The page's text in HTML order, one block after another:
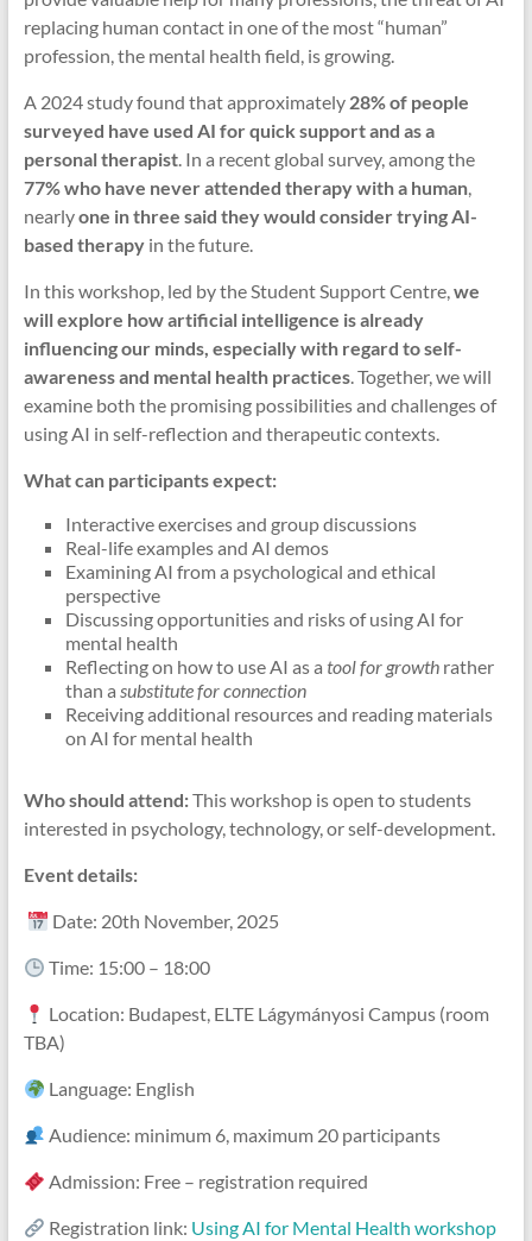
replacing human contact in one of the most “human”
profession, the mental health field, is growing.
A 2024 study found that approximately 28% of people
surveyed have used AI for quick support and as a
personal therapist. In a recent global survey, among the
77% who have never attended therapy with a human,
nearlyone in three said they would consider trying AI-
based therapyin the future.
In this workshop, led by the Student Support Centre,we
will explore how artificial intelligence is already
influencing our minds, especially with regard to self-
awareness and mental health practices. Together, we will
examine both the promising possibilities and challenges of
using AI in self-reflection and therapeutic contexts.
What can participants expect:
Interactive exercises and group discussions
Real-life examples and AI demos
Examining AI from a psychological and ethical
perspective
Discussing opportunities and risks of using AI for
mental health
Reflecting on how to use AI as a tool for growthrather
than a substitute for connection
Receiving additional resources and reading materials
on AI for mental health
Who should attend:This workshop is open to students
interested in psychology, technology, or self-development.
Event details:
Date: 20th November, 2025
Time: 15:00 – 18:00
Location: Budapest, ELTE Lágymányosi Campus (room
TBA)
Language: English
Audience: minimum 6, maximum 20 participants
Admission: Free – registration required
Registration link: Using AI for Mental Health workshop